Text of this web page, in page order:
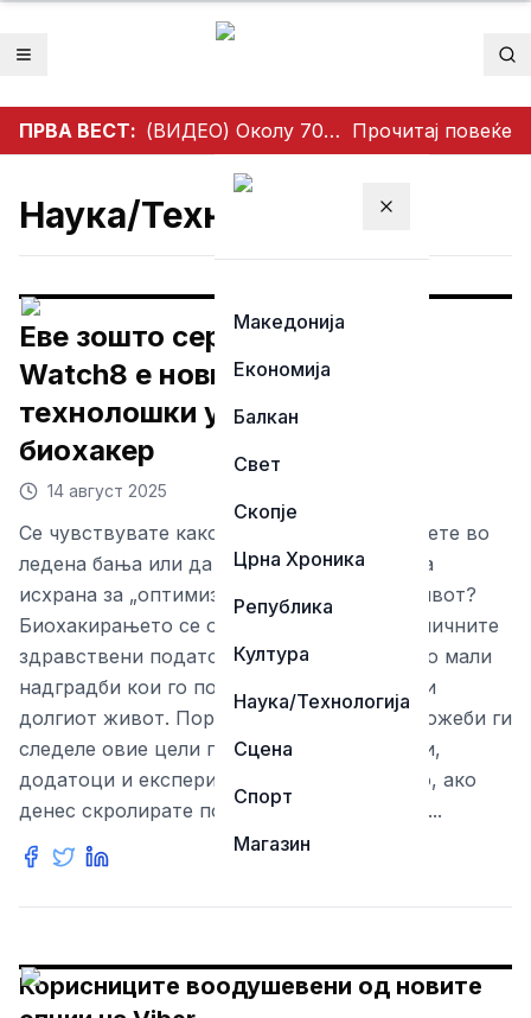
Отвори мени
ПРВА ВЕСТ: (ВИДЕО) Околу 700 велосипедисти без облека возеа низ Берлин – пораки за слобода на телото, толеранција и климата Прочитај повеќе
Затвори мени
Македонија
Економија
Балкан
Свет
Скопје
Црна Хроника
Република
Култура
Наука/Технологија
Сцена
Спорт
Магазин
Наука/Технологија
Еве зошто серијата Galaxy
Watch8 е новиот омилен
технолошки уред за секој
биохакер
14 август 2025
Се чувствувате како да сакате да се нурнете во
ледена бања или да купувате додатоци за
исхрана за „оптимизирање“ на вашиот живот?
Биохакирањето се однесува на тоа како личните
здравствени податоци да се претворат во мали
надградби кои го подобруваат здравјето и
долгиот живот. Порнешните биохакери можеби ги
следеле овие цели преку екстремни диети,
додатоци и експериментални техники. Но, ако
денес скролирате по вашиот фид на соци...
Корисниците воодушевени од новите